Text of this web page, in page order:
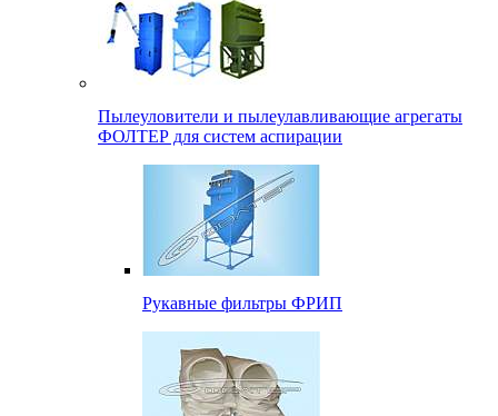
Пылеуловители и пылеулавливающие агрегаты
ФОЛТЕР для систем аспирации
Рукавные фильтры ФРИП